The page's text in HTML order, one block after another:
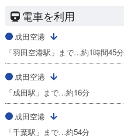
電車を利用
成田空港
「羽田空港駅」まで…約1時間45分
成田空港
「成田駅」まで…約16分
成田空港
「千葉駅」まで…約54分